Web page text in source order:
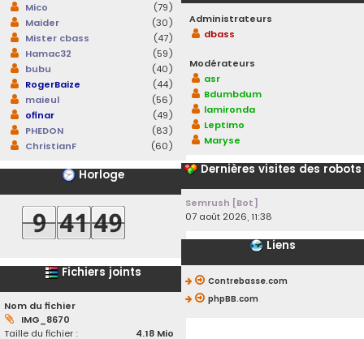
Mico
(79)
Maider
(30)
Mister cbass
(47)
Hamac32
(59)
bubu
(40)
RogerBaize
(44)
maieul
(56)
ofinar
(49)
PHEDON
(83)
ChristianF
(60)
Horloge
Fichiers joints
Nom du fichier
IMG_8670
Taille du fichier :
4.18 Mio
Administrateurs
dbass
Modérateurs
asr
Bdumbdum
lamironda
Leptimo
Maryse
Dernières visites des robots
Semrush [Bot]
07 août 2026, 11:38
Liens
Contrebasse.com
phpBB.com